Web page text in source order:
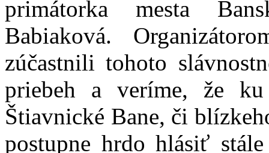
primátorka mesta
Babiaková.
zúčastnili tohoto
priebeh a veríme, že
Štiavnické Bane, či
postupne hrdo hlásiť